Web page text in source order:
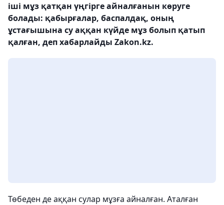
іші мұз қатқан үңгірге айналғанын көруге
болады: қабырғалар, баспалдақ, оның
ұстағышына су аққан күйде мұз болып қатып
қалған, деп хабарлайды Zakon.kz.
Төбеден де аққан сулар мұзға айналған. Аталған